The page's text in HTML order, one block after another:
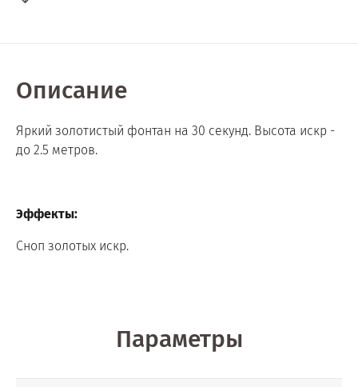
Описание
Яркий золотистый фонтан на 30 секунд. Высота искр -
до 2.5 метров.
Эффекты:
Сноп золотых искр.
Параметры